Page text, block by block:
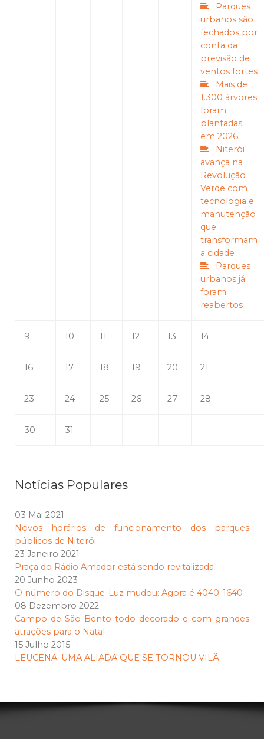
Parques
urbanos são
fechados por
conta da
previsão de
ventos fortes
Mais de
1.300 árvores
foram
plantadas
em 2026
Niterói
avança na
Revolução
Verde com
tecnologia e
manutenção
que
transformam
a cidade
Parques
urbanos já
foram
reabertos
9 10 11 12 13 14
16 17 18 19 20 21
23 24 25 26 27 28
30 31
Notícias Populares
03 Mai 2021
Novos horários de funcionamento dos parques
públicos de Niterói
23 Janeiro 2021
Praça do Rádio Amador está sendo revitalizada
20 Junho 2023
O número do Disque-Luz mudou: Agora é 4040-1640
08 Dezembro 2022
Campo de São Bento todo decorado e com grandes
atrações para o Natal
15 Julho 2015
LEUCENA: UMA ALIADA QUE SE TORNOU VILÃ